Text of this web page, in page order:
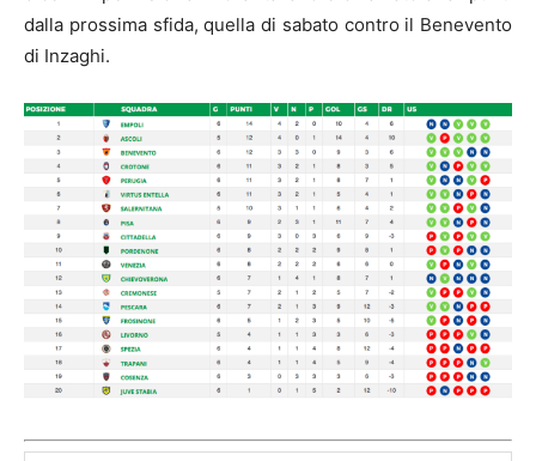
dalla prossima sfida, quella di sabato contro il Benevento
di Inzaghi.